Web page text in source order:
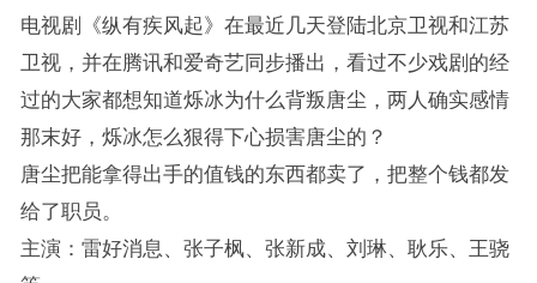
电视剧《纵有疾风起》在最近几天登陆北京卫视和江苏
卫视，并在腾讯和爱奇艺同步播出，看过不少戏剧的经
过的大家都想知道烁冰为什么背叛唐尘，两人确实感情
那末好，烁冰怎么狠得下心损害唐尘的？
唐尘把能拿得出手的值钱的东西都卖了，把整个钱都发
给了职员。
主演：雷好消息、张子枫、张新成、刘琳、耿乐、王骁